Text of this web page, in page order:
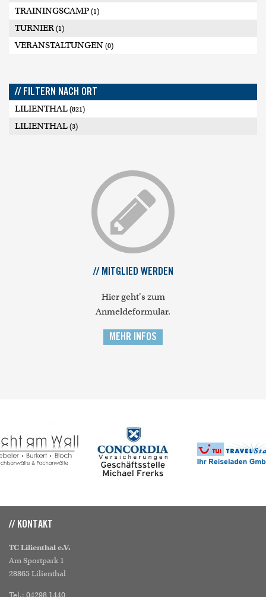
TRAININGSCAMP (1)
TURNIER (1)
VERANSTALTUNGEN (0)
// FILTERN NACH ORT
LILIENTHAL (821)
LILIENTHAL (3)
// MITGLIED WERDEN
Hier geht's zum
Anmeldeformular.
MEHR INFOS
// KONTAKT
TC Lilienthal e.V.
Am Sportpark 1
28865 Lilienthal